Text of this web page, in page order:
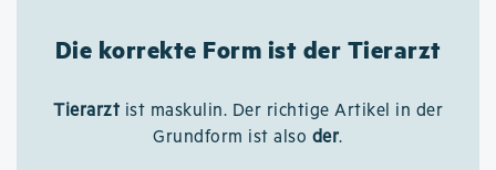
Die korrekte Form ist der Tierarzt
Tierarzt ist maskulin. Der richtige Artikel in der
Grundform ist also der.